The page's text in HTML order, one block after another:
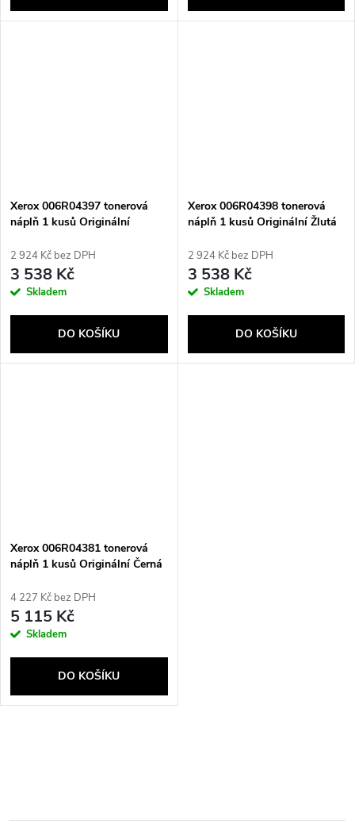
Xerox 006R04397 tonerová
náplň 1 kusů Originální
2 924 Kč bez DPH
3 538 Kč
Skladem
DO KOŠÍKU
Xerox 006R04398 tonerová
náplň 1 kusů Originální Žlutá
2 924 Kč bez DPH
3 538 Kč
Skladem
DO KOŠÍKU
Xerox 006R04381 tonerová
náplň 1 kusů Originální Černá
4 227 Kč bez DPH
5 115 Kč
Skladem
DO KOŠÍKU
l